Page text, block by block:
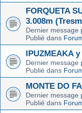
FORQUETA
3.008m
Dernier message
Publié dans
IPUZMEAKA
Dernier message
Publié dans
MONTE DO
Dernier message
Publié dans